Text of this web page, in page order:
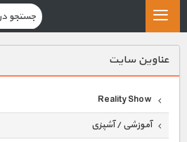
عناوين سايت
Reality Show
آموزشی / آشپزی